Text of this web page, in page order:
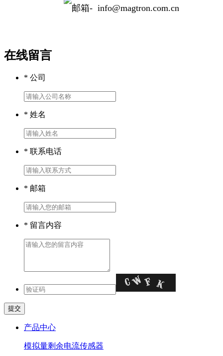
info@magtron.com.cn
在线留言
* 公司
* 姓名
* 联系电话
* 邮箱
* 留言内容
产品中心
模拟量剩余电流传感器